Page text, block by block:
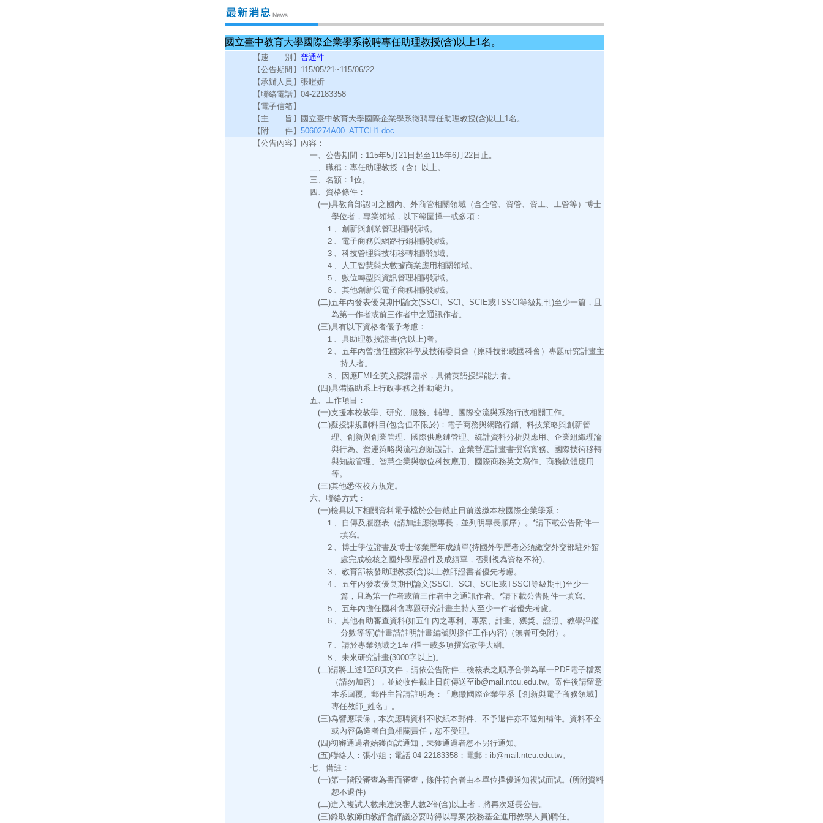
國立臺中教育大學國際企業學系徵聘專任助理教授(含)以上1名。
【速 別】 普通件
【公告期間】 115/05/21~115/06/22
【承辦人員】 張暟妡
【聯絡電話】 04-22183358
【電子信箱】
【主 旨】
國立臺中教育大學國際企業學系徵聘專任助理教授(含)以上1名。
【附 件】 5060274A00_ATTCH1.doc
【公告內容】 內容：
一、公告期間：115年5月21日起至115年6月22日止。
二、職稱：專任助理教授（含）以上。
三、名額：1位。
四、資格條件：
(一)具教育部認可之國內、外商管相關領域（含企管、資管、資工、工管等）博士
學位者，專業領域，以下範圍擇一或多項：
１、創新與創業管理相關領域。
２、電子商務與網路行銷相關領域。
３、科技管理與技術移轉相關領域。
４、人工智慧與大數據商業應用相關領域。
５、數位轉型與資訊管理相關領域。
６、其他創新與電子商務相關領域。
(二)五年內發表優良期刊論文(SSCI、SCI、SCIE或TSSCI等級期刊)至少一篇，且
為第一作者或前三作者中之通訊作者。
(三)具有以下資格者優予考慮：
１、具助理教授證書(含以上)者。
２、五年內曾擔任國家科學及技術委員會（原科技部或國科會）專題研究計畫主
持人者。
３、因應EMI全英文授課需求，具備英語授課能力者。
(四)具備協助系上行政事務之推動能力。
五、工作項目：
(一)支援本校教學、研究、服務、輔導、國際交流與系務行政相關工作。
(二)擬授課規劃科目(包含但不限於)：電子商務與網路行銷、科技策略與創新管
理、創新與創業管理、國際供應鏈管理、統計資料分析與應用、企業組織理論
與行為、營運策略與流程創新設計、企業營運計畫書撰寫實務、國際技術移轉
與知識管理、智慧企業與數位科技應用、國際商務英文寫作、商務軟體應用
等。
(三)其他悉依校方規定。
六、聯絡方式：
(一)檢具以下相關資料電子檔於公告截止日前送繳本校國際企業學系：
１、自傳及履歷表（請加註應徵專長，並列明專長順序）。*請下載公告附件一
填寫。
２、博士學位證書及博士修業歷年成績單(持國外學歷者必須繳交外交部駐外館
處完成檢核之國外學歷證件及成績單，否則視為資格不符)。
３、教育部核發助理教授(含)以上教師證書者優先考慮。
４、五年內發表優良期刊論文(SSCI、SCI、SCIE或TSSCI等級期刊)至少一
篇，且為第一作者或前三作者中之通訊作者。*請下載公告附件一填寫。
５、五年內擔任國科會專題研究計畫主持人至少一件者優先考慮。
６、其他有助審查資料(如五年內之專利、專案、計畫、獲獎、證照、教學評鑑
分數等等)(計畫請註明計畫編號與擔任工作內容)（無者可免附）。
７、請於專業領域之1至7擇一或多項撰寫教學大綱。
８、未來研究計畫(3000字以上)。
(二)請將上述1至8項文件，請依公告附件二檢核表之順序合併為單一PDF電子檔案
（請勿加密），並於收件截止日前傳送至ib@mail.ntcu.edu.tw。寄件後請留意
本系回覆。郵件主旨請註明為：「應徵國際企業學系【創新與電子商務領域】
專任教師_姓名」。
(三)為響應環保，本次應聘資料不收紙本郵件、不予退件亦不通知補件。資料不全
或內容偽造者自負相關責任，恕不受理。
(四)初審通過者始獲面試通知，未獲通過者恕不另行通知。
(五)聯絡人：張小姐；電話 04-22183358；電郵：ib@mail.ntcu.edu.tw。
七、備註：
(一)第一階段審查為書面審查，條件符合者由本單位擇優通知複試面試。(所附資料
恕不退件)
(二)進入複試人數未達決審人數2倍(含)以上者，將再次延長公告。
(三)錄取教師由教評會評議必要時得以專案(校務基金進用教學人員)聘任。